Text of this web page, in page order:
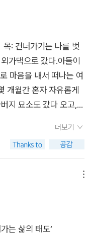
: 건너가기는 나를 벗
가댁으로 갔다.아들이
마음을 내서 떠나는 여
개월간 혼자 자유롭게
지 묘소도 갔다 오고,
통해 아내를 만난 곳이
)의 추억이 담긴 곳이
순간, 비로소 자기 인생
학 친구, 선후배랑 가까
대학 졸업후 사회에 진
새로운 저곳으로 건너
더보기
는 삶의 태도‘